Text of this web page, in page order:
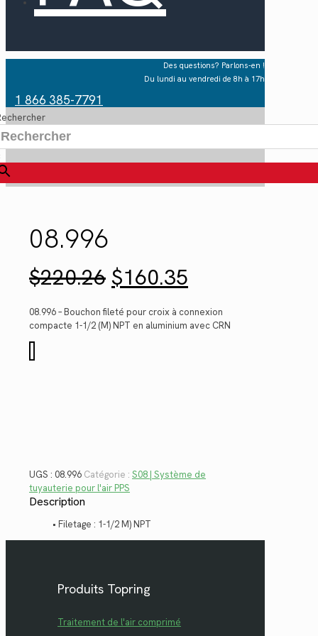
Des questions? Parlons-en !
Du lundi au vendredi de 8h à 17h
1 866 385-7791
08.996
$220.26 Le
prix
initial
était :
$220.26.
$160.35prix
actuel
est :
$160.35.
08.996 – Bouchon fileté pour croix à connexion
compacte 1-1/2 (M) NPT en aluminium avec CRN
de
UGS : 08.996 Catégorie : S08 | Système de
tuyauterie pour l'air PPS
Description
• Filetage : 1-1/2 M) NPT
Produits Topring
Traitement de l'air comprimé